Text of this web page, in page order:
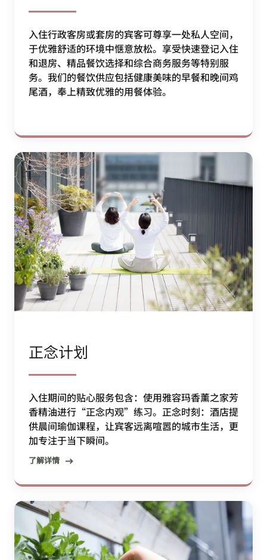
入住行政客房或套房的宾客可尊享一处私人空间，
于优雅舒适的环境中惬意放松。享受快速登记入住
和退房、精品餐饮选择和综合商务服务等特别服
务。我们的餐饮供应包括健康美味的早餐和晚间鸡
尾酒，奉上精致优雅的用餐体验。
正念计划
入住期间的贴心服务包含：使用雅容玛香薰之家芳
香精油进行“正念内观”练习。正念时刻：酒店提
供晨间瑜伽课程，让宾客远离喧嚣的城市生活，更
加专注于当下瞬间。
了解详情